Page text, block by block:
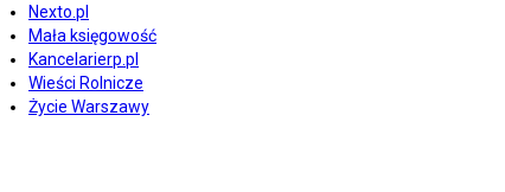
Nexto.pl
Mała księgowość
Kancelarierp.pl
Wieści Rolnicze
Życie Warszawy